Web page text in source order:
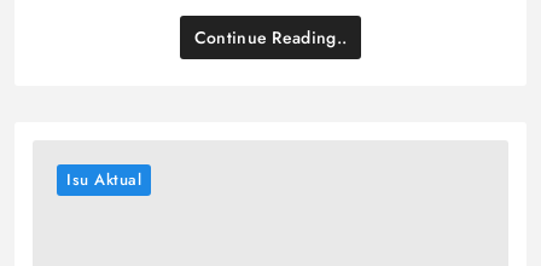
Continue Reading..
Isu Aktual